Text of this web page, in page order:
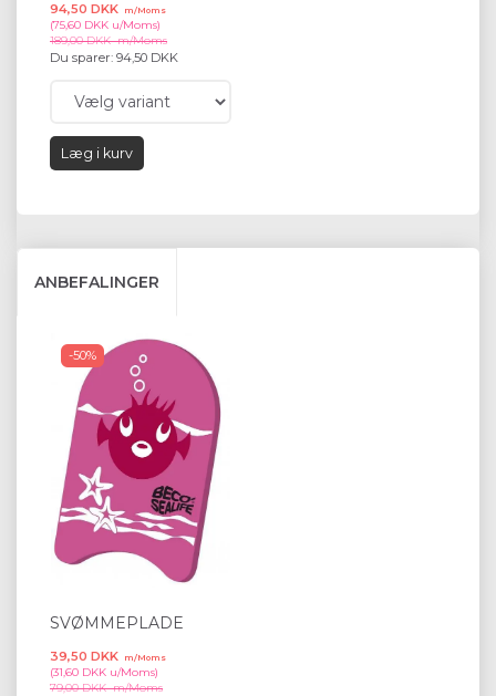
94,50 DKK m/Moms
(75,60 DKK u/Moms)
189,00 DKKm/Moms
Du sparer: 94,50 DKK
Læg i kurv
ANBEFALINGER
-50%
SVØMMEPLADE
39,50 DKK m/Moms
(31,60 DKK u/Moms)
79,00 DKKm/Moms